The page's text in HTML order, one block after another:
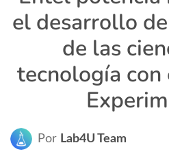
el desarrollo
de las
tecnología
Por Lab4U Team